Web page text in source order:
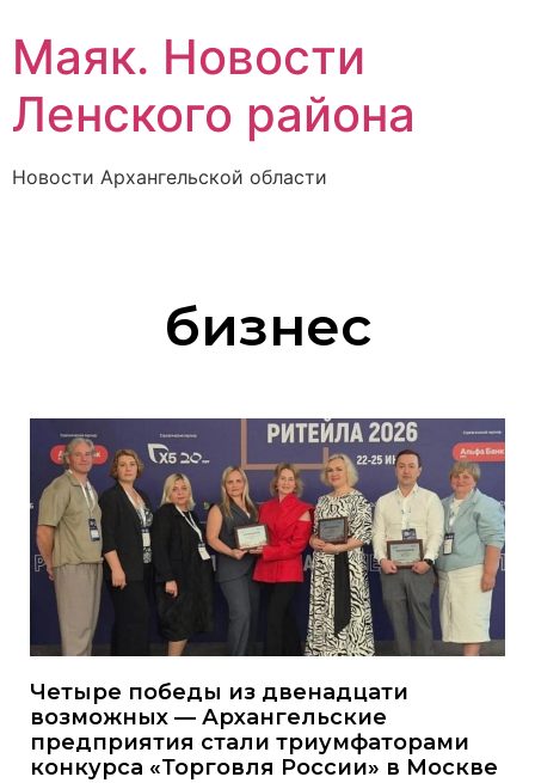
Маяк. Новости
Ленского района
Новости Архангельской области
бизнес
Четыре победы из двенадцати
возможных — Архангельские
предприятия стали триумфаторами
конкурса «Торговля России» в Москве